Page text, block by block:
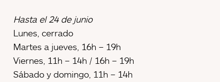
Hasta el 24 de junio
Lunes, cerrado
Martes a jueves, 16h – 19h
Viernes, 11h – 14h / 16h – 19h
Sábado y domingo, 11h – 14h